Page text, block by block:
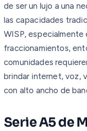
de ser un lujo a una
las capacidades
WISP, especialmente
fraccionamientos,
comunidades
brindar internet, voz,
con alto ancho de
Serie A5 de